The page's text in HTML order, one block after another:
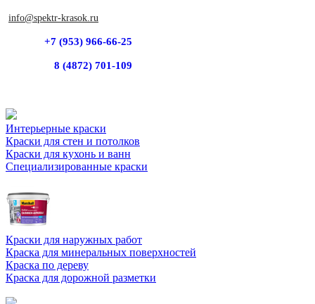
info@spektr-krasok.ru
+7 (953) 966-66-25
8 (4872) 701-109
Интерьерные краски
Краски для стен и потолков
Краски для кухонь и ванн
Специализированные краски
Краски для наружных работ
Краска для минеральных поверхностей
Краска по дереву
Краска для дорожной разметки